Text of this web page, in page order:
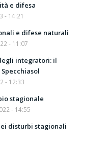
e difesa
- 14:21
e difese naturali
- 11:07
integratori: il
- 12:33
stagionale
- 14:55
disturbi stagionali